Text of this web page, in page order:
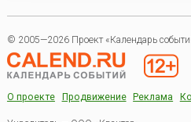
© 2005—2026 Проект «Календарь
О проекте Продвижение Реклама